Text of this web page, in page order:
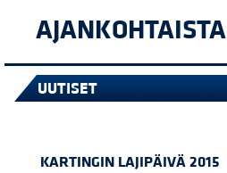
AJANKOHTAISTA
UUTISET
KARTINGIN LAJIPÄIVÄ 2015